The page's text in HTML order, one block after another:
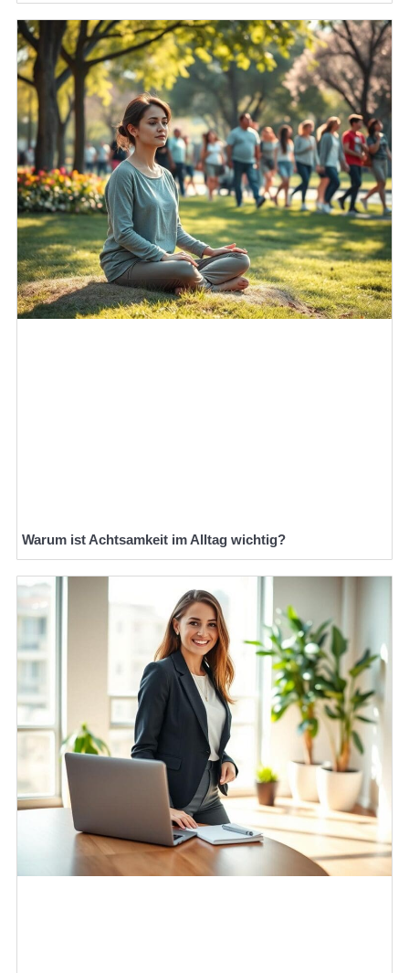
Warum ist Achtsamkeit im Alltag wichtig?